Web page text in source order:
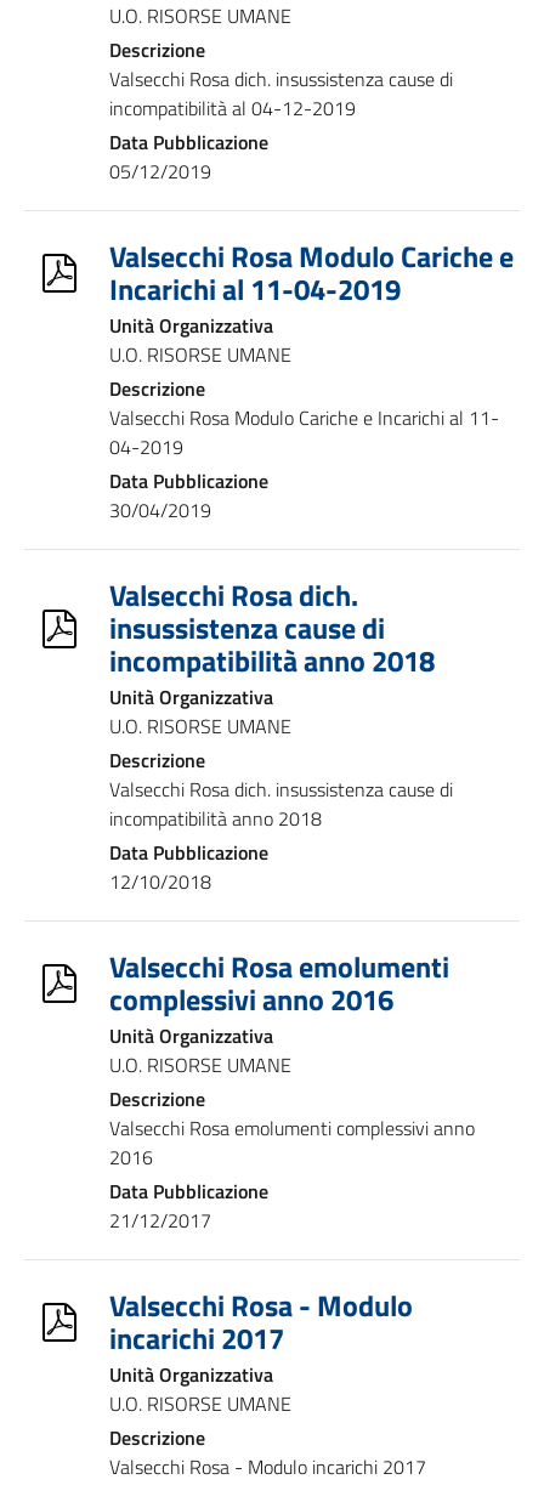
U.O. RISORSE UMANE
Descrizione
Valsecchi Rosa dich. insussistenza cause di
incompatibilità al 04-12-2019
Data Pubblicazione
05/12/2019
Valsecchi Rosa Modulo Cariche e
Incarichi al 11-04-2019
Unità Organizzativa
U.O. RISORSE UMANE
Descrizione
Valsecchi Rosa Modulo Cariche e Incarichi al 11-
04-2019
Data Pubblicazione
30/04/2019
Valsecchi Rosa dich.
insussistenza cause di
incompatibilità anno 2018
Unità Organizzativa
U.O. RISORSE UMANE
Descrizione
Valsecchi Rosa dich. insussistenza cause di
incompatibilità anno 2018
Data Pubblicazione
12/10/2018
Valsecchi Rosa emolumenti
complessivi anno 2016
Unità Organizzativa
U.O. RISORSE UMANE
Descrizione
Valsecchi Rosa emolumenti complessivi anno
2016
Data Pubblicazione
21/12/2017
Valsecchi Rosa - Modulo
incarichi 2017
Unità Organizzativa
U.O. RISORSE UMANE
Descrizione
Valsecchi Rosa - Modulo incarichi 2017